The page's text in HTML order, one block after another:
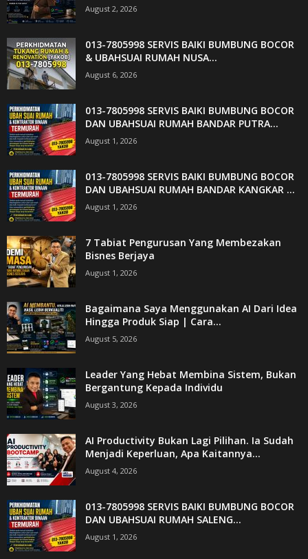
August 2, 2026
013-7805998 SERVIS BAIKI BUMBUNG BOCOR
& UBAHSUAI RUMAH NUSA...
August 6, 2026
013-7805998 SERVIS BAIKI BUMBUNG BOCOR
DAN UBAHSUAI RUMAH BANDAR PUTRA...
August 1, 2026
013-7805998 SERVIS BAIKI BUMBUNG BOCOR
DAN UBAHSUAI RUMAH BANDAR KANGKAR ...
August 1, 2026
7 Tabiat Pengurusan Yang Membezakan
Bisnes Berjaya
August 1, 2026
Bagaimana Saya Menggunakan AI Dari Idea
Hingga Produk Siap | Cara...
August 5, 2026
Leader Yang Hebat Membina Sistem, Bukan
Bergantung Kepada Individu
August 3, 2026
AI Productivity Bukan Lagi Pilihan. Ia Sudah
Menjadi Keperluan, Apa Kaitannya...
August 4, 2026
013-7805998 SERVIS BAIKI BUMBUNG BOCOR
DAN UBAHSUAI RUMAH SALENG...
August 1, 2026